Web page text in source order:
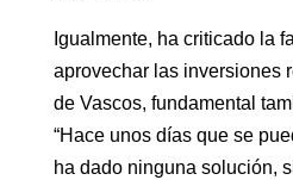
Igualmente, ha criticado la
aprovechar las inversiones
de Vascos, fundamental
“Hace unos días que se
ha dado ninguna solución,